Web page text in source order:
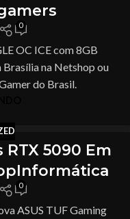
0
OC ICE com 8GB
na Netshop ou
do Brasil.
5090 Em
0
ASUS TUF Gaming